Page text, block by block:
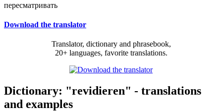
пересматривать
Download the translator
Translator, dictionary and phrasebook,
20+ languages, favorite translations.
Dictionary: "revidieren" - translations
and examples